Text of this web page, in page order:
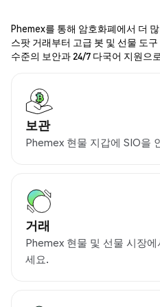
Phemex를 통해 암호화폐에서 더
스팟 거래부터 고급 봇 및 선물 도
수준의 보안과 24/7 다국어 지원으
보관
Phemex 현물 지갑에 SIO을
거래
Phemex 현물 및 선물 시장
세요.